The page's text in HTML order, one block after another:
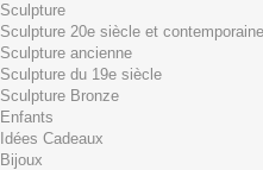
Il y a 1 produit
Total produits TTC
Frais de port TTC
0,01€ dès 29€
Total TTC
Continuer mes achats
Sculpture
Sculpture 20e siècle et contemporaine
Sculpture ancienne
Sculpture du 19e siècle
Sculpture Bronze
Enfants
Idées Cadeaux
Bijoux